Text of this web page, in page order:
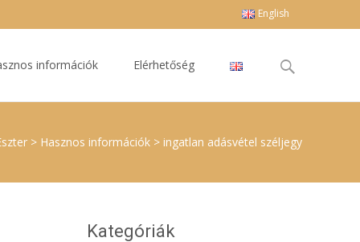
English
információk Elérhetőség
Keresés
erre:
> Hasznos információk > ingatlan adásvétel széljegy
Kategóriák